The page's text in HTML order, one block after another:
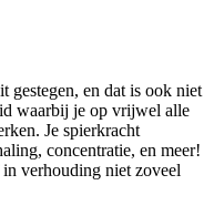
gestegen, en dat is ook niet
waarbij je op vrijwel alle
Je spierkracht
concentratie, en meer!
verhouding niet zoveel